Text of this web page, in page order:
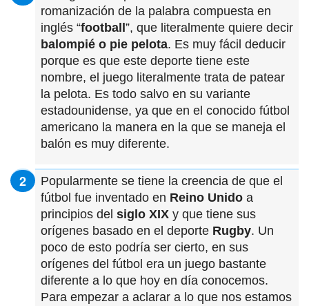
romanización de la palabra compuesta en
inglés “football ”, que literalmente quiere decir
balompié o pie pelota. Es muy fácil deducir
porque es que este deporte tiene este
nombre, el juego literalmente trata de patear
la pelota. Es todo salvo en su variante
estadounidense, ya que en el conocido fútbol
americano la manera en la que se maneja el
balón es muy diferente.
Popularmente se tiene la creencia de que el
fútbol fue inventado en Reino Unido a
principios del siglo XIX y que tiene sus
orígenes basado en el deporte Rugby. Un
poco de esto podría ser cierto, en sus
orígenes del fútbol era un juego bastante
diferente a lo que hoy en día conocemos.
Para empezar a aclarar a lo que nos estamos